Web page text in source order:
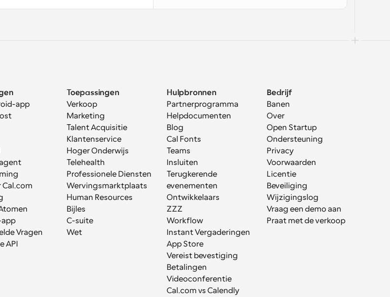
app
Cal.com
Vragen
API
Toepassingen
Verkoop
Marketing
Talent Acquisitie
Klantenservice
Hoger Onderwijs
Telehealth
Professionele Diensten
Wervingsmarktplaats
Human Resources
Bijles
C-suite
Wet
Hulpbronnen
Partnerprogramma
Helpdocumenten
Blog
Cal Fonts
Teams
Insluiten
Terugkerende
evenementen
Ontwikkelaars
ZZZ
Workflow
Instant Vergaderingen
App Store
Vereist bevestiging
Betalingen
Videoconferentie
Cal.com vs Calendly
Bedrijf
Banen
Over
Open Startup
Ondersteuning
Privacy
Voorwaarden
Licentie
Beveiliging
Wijzigingslog
Vraag een demo aan
Praat met de verkoop